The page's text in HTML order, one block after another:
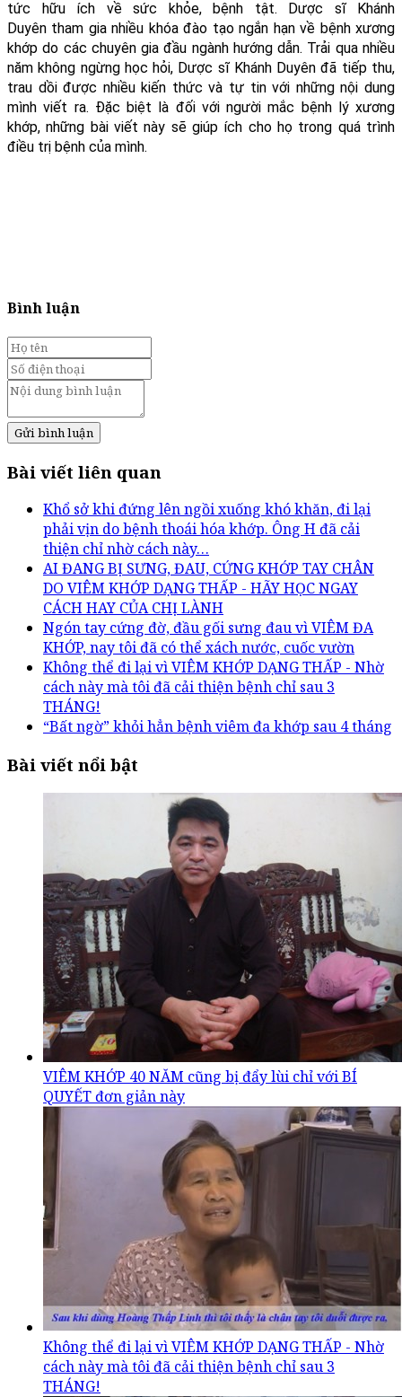
tức hữu ích về sức khỏe, bệnh tật. Dược sĩ Khánh
Duyên tham gia nhiều khóa đào tạo ngắn hạn về bệnh xương
khớp do các chuyên gia đầu ngành hướng dẫn. Trải qua nhiều
năm không ngừng học hỏi, Dược sĩ Khánh Duyên đã tiếp thu,
trau dồi được nhiều kiến thức và tự tin với những nội dung
mình viết ra. Đặc biệt là đối với người mắc bệnh lý xương
khớp, những bài viết này sẽ giúp ích cho họ trong quá trình
điều trị bệnh của mình.
Bình luận
Gửi bình luận
Bài viết liên quan
Khổ sở khi đứng lên ngồi xuống khó khăn, đi lại
phải vịn do bệnh thoái hóa khớp. Ông H đã cải
thiện chỉ nhờ cách này…
AI ĐANG BỊ SƯNG, ĐAU, CỨNG KHỚP TAY CHÂN
DO VIÊM KHỚP DẠNG THẤP - HÃY HỌC NGAY
CÁCH HAY CỦA CHỊ LÀNH
Ngón tay cứng đờ, đầu gối sưng đau vì VIÊM ĐA
KHỚP, nay tôi đã có thể xách nước, cuốc vườn
Không thể đi lại vì VIÊM KHỚP DẠNG THẤP - Nhờ
cách này mà tôi đã cải thiện bệnh chỉ sau 3
THÁNG!
“Bất ngờ” khỏi hẳn bệnh viêm đa khớp sau 4 tháng
Bài viết nổi bật
VIÊM KHỚP 40 NĂM cũng bị đẩy lùi chỉ với BÍ
QUYẾT đơn giản này
Không thể đi lại vì VIÊM KHỚP DẠNG THẤP - Nhờ
cách này mà tôi đã cải thiện bệnh chỉ sau 3
THÁNG!